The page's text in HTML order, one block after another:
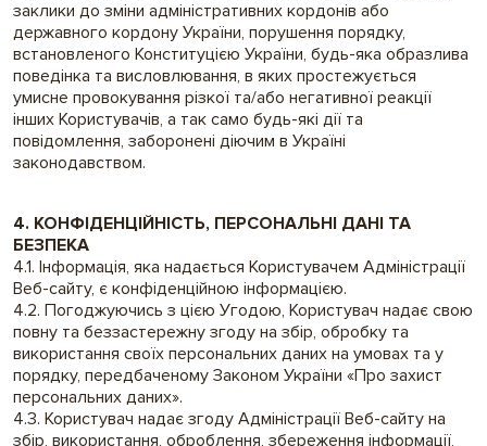
заклики до зміни адміністративних кордонів або
державного кордону України, порушення порядку,
встановленого Конституцією України, будь-яка образлива
поведінка та висловлювання, в яких простежується
умисне провокування різкої та/або негативної реакції
інших Користувачів, а так само будь-які дії та
повідомлення, заборонені діючим в Україні
законодавством.
4. КОНФІДЕНЦІЙНІСТЬ, ПЕРСОНАЛЬНІ ДАНІ ТА
БЕЗПЕКА
4.1. Інформація, яка надається Користувачем Адміністрації
Веб-сайту, є конфіденційною інформацією.
4.2. Погоджуючись з цією Угодою, Користувач надає свою
повну та беззастережну згоду на збір, обробку та
використання своїх персональних даних на умовах та у
порядку, передбаченому Законом України «Про захист
персональних даних».
4.3. Користувач надає згоду Адміністрації Веб-сайту на
збір, використання, оброблення, збереження інформації,